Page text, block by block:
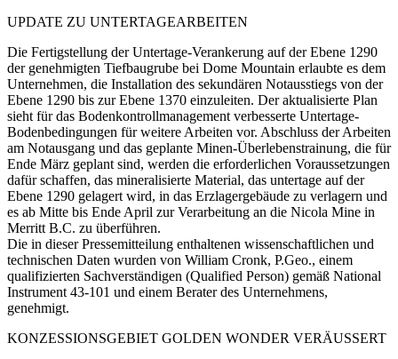
UPDATE ZU UNTERTAGEARBEITEN
Die Fertigstellung der Untertage-Verankerung auf der Ebene 1290
der genehmigten Tiefbaugrube bei Dome Mountain erlaubte es dem
Unternehmen, die Installation des sekundären Notausstiegs von der
Ebene 1290 bis zur Ebene 1370 einzuleiten. Der aktualisierte Plan
sieht für das Bodenkontrollmanagement verbesserte Untertage-
Bodenbedingungen für weitere Arbeiten vor. Abschluss der Arbeiten
am Notausgang und das geplante Minen-Überlebenstrainung, die für
Ende März geplant sind, werden die erforderlichen Voraussetzungen
dafür schaffen, das mineralisierte Material, das untertage auf der
Ebene 1290 gelagert wird, in das Erzlagergebäude zu verlagern und
es ab Mitte bis Ende April zur Verarbeitung an die Nicola Mine in
Merritt B.C. zu überführen.
Die in dieser Pressemitteilung enthaltenen wissenschaftlichen und
technischen Daten wurden von William Cronk, P.Geo., einem
qualifizierten Sachverständigen (Qualified Person) gemäß National
Instrument 43-101 und einem Berater des Unternehmens,
genehmigt.
KONZESSIONSGEBIET GOLDEN WONDER VERÄUSSERT